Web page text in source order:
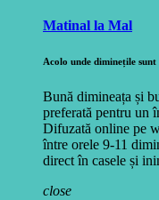
Matinal la Mal
Acolo unde diminețile
Bună dimineața și
preferată pentru un
Difuzată online pe
între orele 9-11
direct în casele și
close